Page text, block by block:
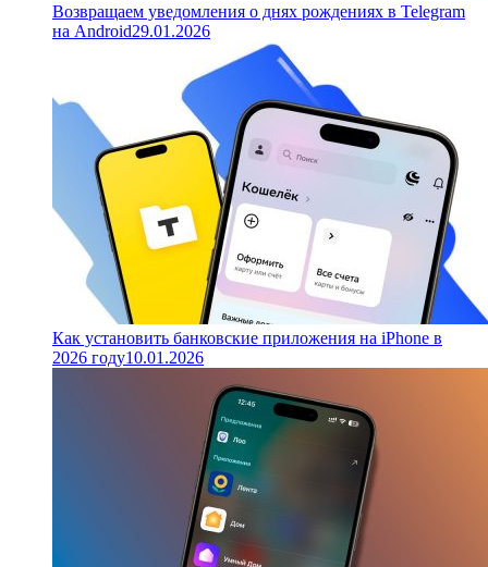
Возвращаем уведомления о днях рождениях в Telegram
на Android29.01.2026
Как установить банковские приложения на iPhone в
2026 году10.01.2026